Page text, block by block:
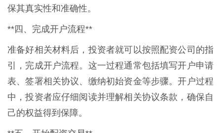
保其真实性和准确性。
**四、完成开户流程**
准备好相关材料后，投资者就可以按照配资公司的指
引，完成开户流程。这一过程通常包括填写开户申请
表、签署相关协议、缴纳初始资金等步骤。开户过程
中，投资者应仔细阅读并理解相关协议条款，确保自
己的权益得到保障。